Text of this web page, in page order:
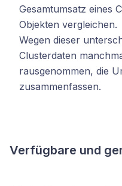
Gesamtumsatz eines
Objekten vergleichen.
Wegen dieser
Clusterdaten
rausgenommen, die
zusammenfassen.
Verfügbare und